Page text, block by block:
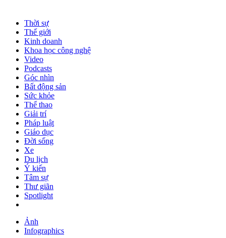
Thời sự
Thế giới
Kinh doanh
Khoa học công nghệ
Video
Podcasts
Góc nhìn
Bất động sản
Sức khỏe
Thể thao
Giải trí
Pháp luật
Giáo dục
Đời sống
Xe
Du lịch
Ý kiến
Tâm sự
Thư giãn
Spotlight
Ảnh
Infographics